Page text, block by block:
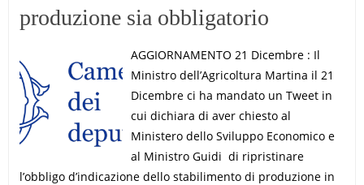
produzione sia obbligatorio
AGGIORNAMENTO 21 Dicembre : Il
Ministro dell’Agricoltura Martina il 21
Dicembre ci ha mandato un Tweet in
cui dichiara di aver chiesto al
Ministero dello Sviluppo Economico e
al Ministro Guidi di ripristinare
l’obbligo d’indicazione dello stabilimento di produzione in